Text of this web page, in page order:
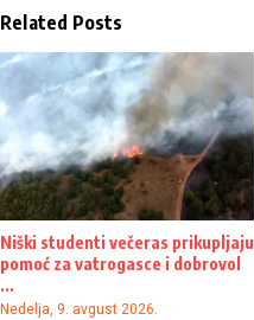
Related Posts
Niški studenti večeras prikupljaju
pomoć za vatrogasce i dobrovol
...
Nedelja, 9. avgust 2026.